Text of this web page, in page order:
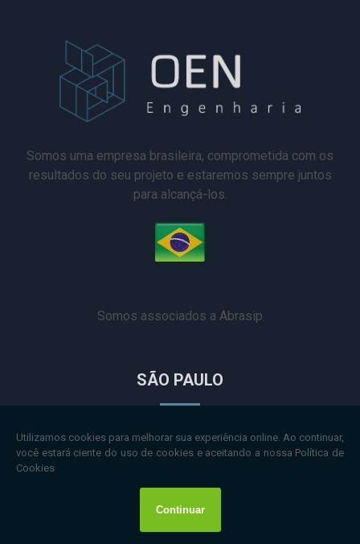
Somos uma empresa brasileira, comprometida com os
resultados do seu projeto e estaremos sempre juntos
para alcançá-los.
Somos associados a Abrasip
SÃO PAULO
Paulo, SP.
(11) 3151-4169
CURITIBA